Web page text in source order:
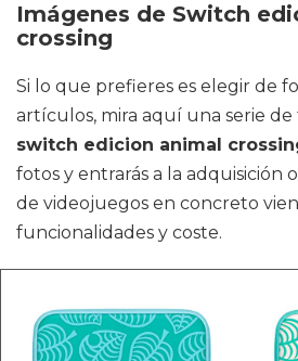
Imágenes de Switch
crossing
Si lo que prefieres es elegir de
artículos, mira aquí una serie
switch edicion animal
fotos y entrarás a la adquisición
de videojuegos en concreto
funcionalidades y coste.